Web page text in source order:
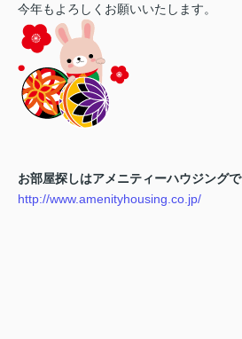
今年もよろしくお願いいたします。
お部屋探しはアメニティーハウジングで
http://www.amenityhousing.co.jp/